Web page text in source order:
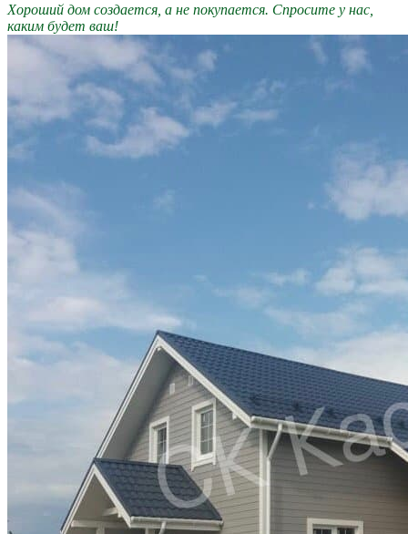
Хороший дом создается, а не покупается. Спросите у нас,
каким будет ваш!